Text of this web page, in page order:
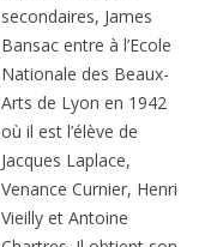
secondaires, James
Bansac entre à l’Ecole
Nationale des Beaux-
Arts de Lyon en 1942
où il est l’élève de
Jacques Laplace,
Venance Curnier, Henri
Vieilly et Antoine